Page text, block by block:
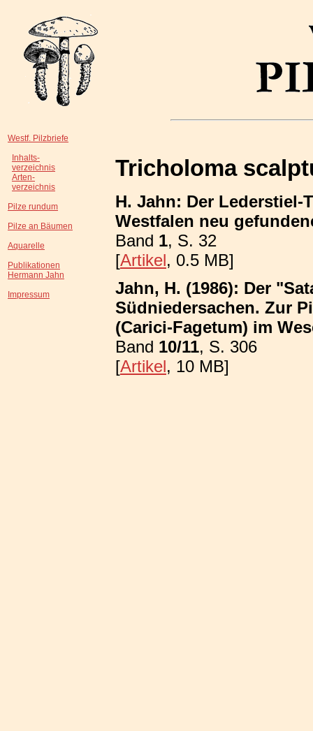
Westf. Pilzbriefe
Inhalts-
verzeichnis
Arten-
verzeichnis
Pilze rundum
Pilze an Bäumen
Aquarelle
Publikationen
Hermann Jahn
Impressum
Tricholoma
H. Jahn: Der
Westfalen neu
Band 1, S. 32
[Artikel, 0.5 MB]
Jahn, H. (1986): Der
Südniedersachen. Zur
(Carici-Fagetum) im
Band 10/11, S. 306
[Artikel, 10 MB]